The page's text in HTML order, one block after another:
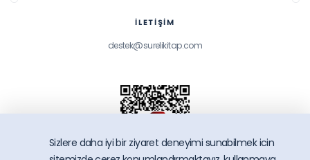
İLETİŞİM
destek@surelikitap.com
Sizlere daha iyi bir ziyaret deneyimi sunabilmek icin